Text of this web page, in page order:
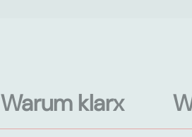
Warum klarx